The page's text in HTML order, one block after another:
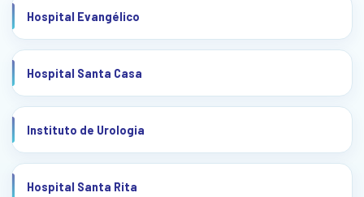
Hospital Evangélico
Hospital Santa Casa
Instituto de Urologia
Hospital Santa Rita